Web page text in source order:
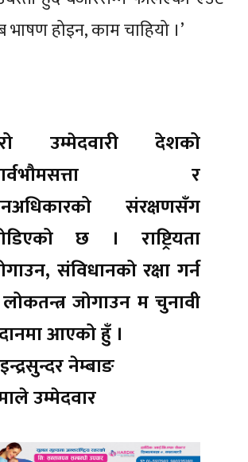
होइन, काम चाहियो ।’
उम्मेदवारी देशको
र
संरक्षणसँग
छ । राष्ट्रियता
संविधानको रक्षा गर्न
जोगाउन म चुनावी
आएको हुँ ।
नेम्बाङ
उम्मेदवार